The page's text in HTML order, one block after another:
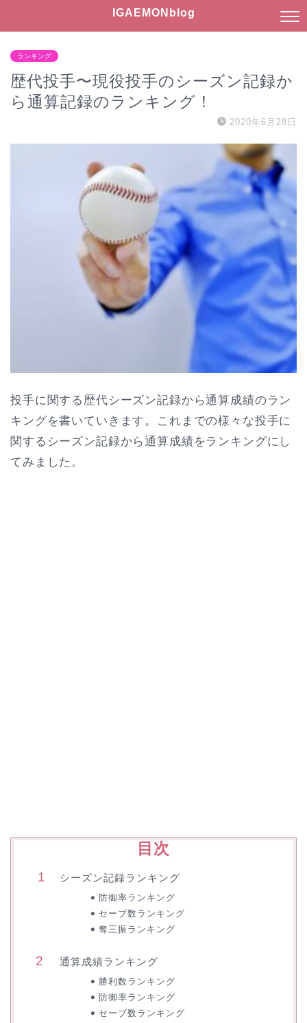
IGAEMONblog
ランキング
歴代投手〜現役投手のシーズン記録か
ら通算記録のランキング！
2020年6月28日
投手に関する歴代シーズン記録から通算成績のラン
キングを書いていきます。これまでの様々な投手に
関するシーズン記録から通算成績をランキングにし
てみました。
目次
シーズン記録ランキング
防御率ランキング
セーブ数ランキング
奪三振ランキング
通算成績ランキング
勝利数ランキング
防御率ランキング
セーブ数ランキング